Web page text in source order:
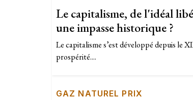
Le capitalisme, de l'idéal
une impasse historique ?
Le capitalisme s’est développé depuis le
prospérité....
GAZ NATUREL PRIX